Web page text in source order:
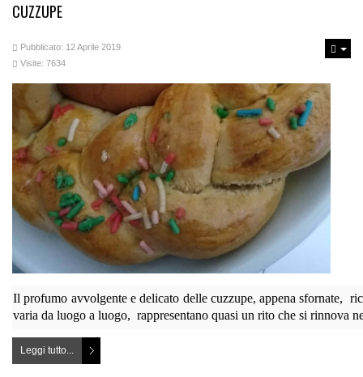
CUZZUPE
Pubblicato: 12 Aprile 2019
Visite: 7634
Il profumo avvolgente e delicato delle cuzzupe, appena sfornate,
varia da luogo a luogo, rappresentano quasi un rito che si rinnova
Leggi tutto...